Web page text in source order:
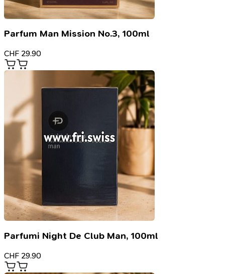
Parfum Man Mission No.3, 100ml
CHF 29.90
Parfumi Night De Club Man, 100ml
CHF 29.90